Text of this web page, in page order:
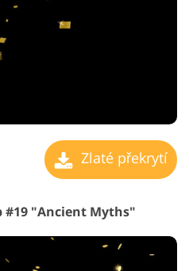
Zlaté překrytí
"Ancient Myths"